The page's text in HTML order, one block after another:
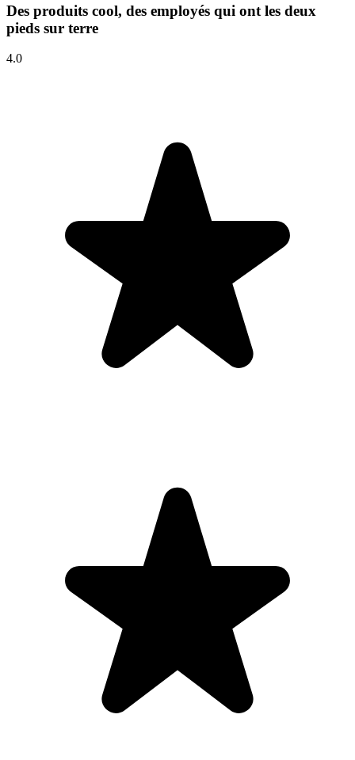
Des produits cool, des employés qui ont les deux
pieds sur terre
4.0